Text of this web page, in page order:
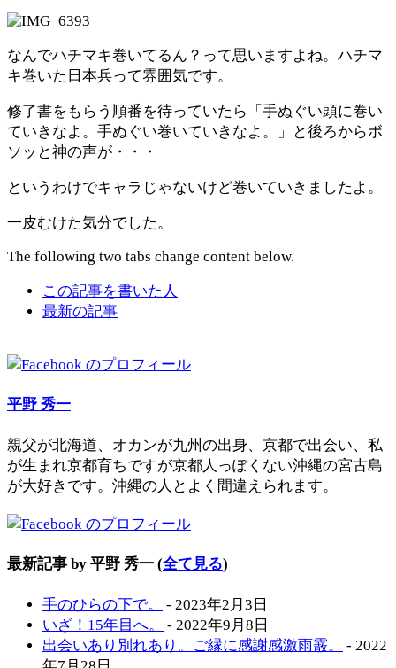
なんでハチマキ巻いてるん？って思いますよね。ハチマ
キ巻いた日本兵って雰囲気です。
修了書をもらう順番を待っていたら「手ぬぐい頭に巻い
ていきなよ。手ぬぐい巻いていきなよ。」と後ろからボ
ソッと神の声が・・・
というわけでキャラじゃないけど巻いていきましたよ。
一皮むけた気分でした。
The following two tabs change content below.
この記事を書いた人
最新の記事
平野 秀一
親父が北海道、オカンが九州の出身、京都で出会い、私
が生まれ京都育ちですが京都人っぽくない沖縄の宮古島
が大好きです。沖縄の人とよく間違えられます。
最新記事 by 平野 秀一 (全て見る)
手のひらの下で。
- 2023年2月3日
いざ！15年目へ。
- 2022年9月8日
出会いあり別れあり。ご縁に感謝感激雨霰。
- 2022